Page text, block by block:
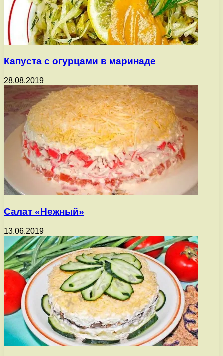
Капуста с огурцами в маринаде
28.08.2019
Салат «Нежный»
13.06.2019